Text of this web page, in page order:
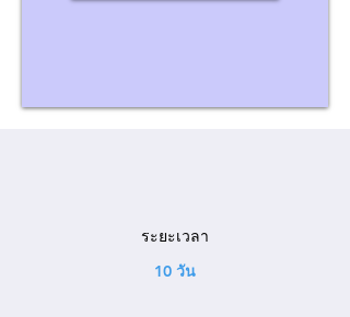
ระยะเวลา
10 วัน